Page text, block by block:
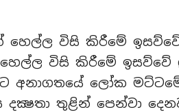
හෙල්ල විසි කිරීමේ
විසි කිරීමේ ඉසව්වේ
අනාගතයේ ලෝක
තුළින් පෙන්වා